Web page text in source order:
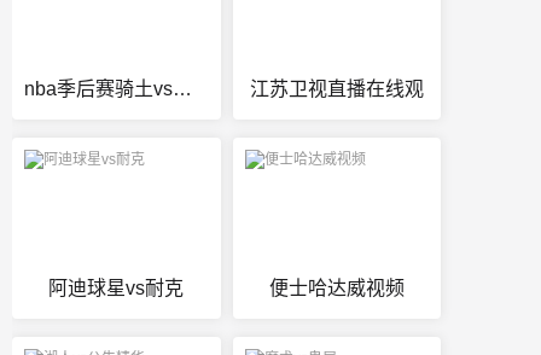
nba季后赛骑土vs猛龙录像回放 江苏卫视直播在线观
阿迪球星vs耐克 便士哈达威视频